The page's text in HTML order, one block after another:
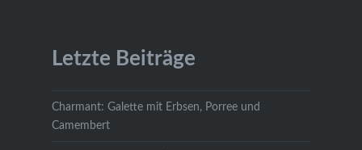
Letzte Beiträge
Charmant: Galette mit Erbsen, Porree und
Camembert